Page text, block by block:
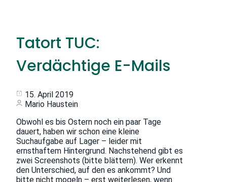
Tatort TUC:
Verdächtige E-Mails
15. April 2019
Mario Haustein
Obwohl es bis Ostern noch ein paar Tage
dauert, haben wir schon eine kleine
Suchaufgabe auf Lager – leider mit
ernsthaftem Hintergrund. Nachstehend gibt es
zwei Screenshots (bitte blättern). Wer erkennt
den Unterschied, auf den es ankommt? Und
bitte nicht mogeln – erst weiterlesen, wenn